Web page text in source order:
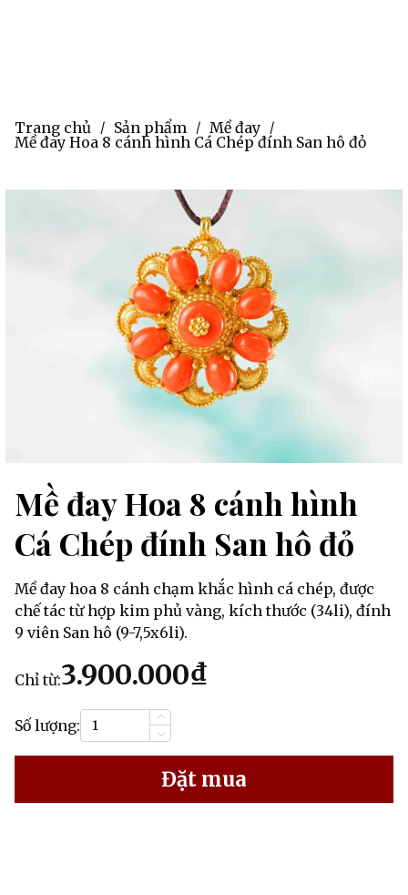
Trang chủ / Sản phẩm / Mề đay /
Mề đay Hoa 8 cánh hình Cá Chép đính San hô đỏ
Mề đay Hoa 8 cánh hình
Cá Chép đính San hô đỏ
Mề đay hoa 8 cánh chạm khắc hình cá chép, được
chế tác từ hợp kim phủ vàng, kích thước (34li), đính
9 viên San hô (9-7,5x6li).
Chỉ từ:3.900.000₫
Số lượng:
Đặt mua